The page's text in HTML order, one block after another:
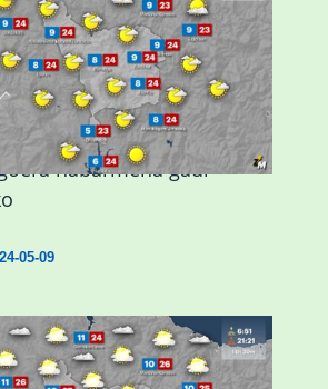
eta tenperatura
nabarmena gaur
05-09